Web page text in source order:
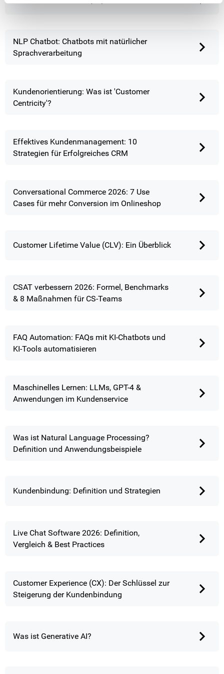
NLP Chatbot: Chatbots mit natürlicher
Sprachverarbeitung
Kundenorientierung: Was ist 'Customer
Centricity'?
Effektives Kundenmanagement: 10
Strategien für Erfolgreiches CRM
Conversational Commerce 2026: 7 Use
Cases für mehr Conversion im Onlineshop
Customer Lifetime Value (CLV): Ein Überblick
CSAT verbessern 2026: Formel, Benchmarks
& 8 Maßnahmen für CS-Teams
FAQ Automation: FAQs mit KI-Chatbots und
KI-Tools automatisieren
Maschinelles Lernen: LLMs, GPT-4 &
Anwendungen im Kundenservice
Was ist Natural Language Processing?
Definition und Anwendungsbeispiele
Kundenbindung: Definition und Strategien
Live Chat Software 2026: Definition,
Vergleich & Best Practices
Customer Experience (CX): Der Schlüssel zur
Steigerung der Kundenbindung
Was ist Generative AI?